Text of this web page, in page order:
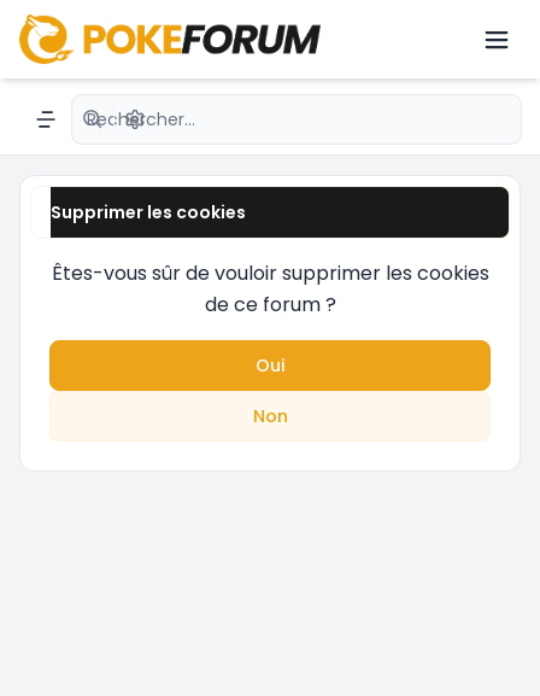
dernières nouveautés avec des passionnés du
JCC.émon avec une communauté active.
Navigation menu
Recherche avancée
Supprimer les cookies
Êtes-vous sûr de vouloir supprimer les cookies
de ce forum ?
Oui
Non